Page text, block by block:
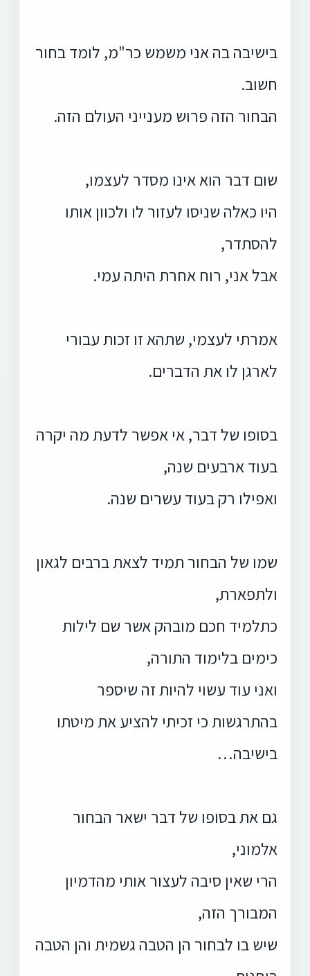
בישיבה בה אני משמש כר"מ, לומד בחור
חשוב.
הבחור הזה פרוש מענייני העולם הזה.
שום דבר הוא אינו מסדר לעצמו,
היו כאלה שניסו לעזור לו ולכוון אותו
להסתדר,
אבל אני, רוח אחרת היתה עמי.
אמרתי לעצמי, שתהא זו זכות עבורי
לארגן לו את הדברים.
בסופו של דבר, אי אפשר לדעת מה יקרה
בעוד ארבעים שנה,
ואפילו רק בעוד עשרים שנה.
שמו של הבחור תמיד לצאת ברבים לגאון
ולתפארת,
כתלמיד חכם מובהק אשר שם לילות
כימים בלימוד התורה,
ואני עוד עשוי להיות זה שיספר
בהתרגשות כי זכיתי להציע את מיטתו
בישיבה…
גם את בסופו של דבר ישאר הבחור
אלמוני,
הרי שאין סיבה לעצור אותי מהדמיון
המבורך הזה,
שיש בו לבחור הן הטבה גשמית והן הטבה